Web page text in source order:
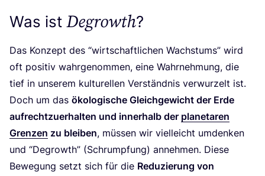
Was ist Degrowth?
Das Kon­zept des “wirt­schaft­li­chen Wachs­tums” wird
oft posi­tiv wahr­ge­nom­men, eine Wahr­neh­mung, die
tief in unse­rem kul­tu­rel­len Ver­ständ­nis ver­wur­zelt ist.
Doch um das öko­lo­gi­sche Gleich­ge­wicht der Erde
auf­recht­zu­er­hal­ten und inner­halb der pla­ne­ta­ren
Gren­zen zu blei­ben, müs­sen wir viel­leicht umden­ken
und “Degrowth” (Schrump­fung) anneh­men. Die­se
Bewe­gung setzt sich für die Redu­zie­rung von